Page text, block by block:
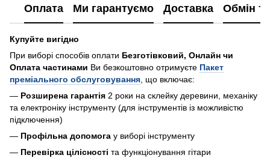
Оплата Ми гарантуємо Доставка Обмін
Купуйте вигідно
При виборі способів оплати Безготівковий, Онлайн чи
Оплата частинами Ви безкоштовно отримуєте Пакет
преміального обслуговування , що включає:
— Розширена гарантія 2 роки на склейку деревини, механіку
та електроніку інструменту (для інструментів із можливістю
підключення)
— Профільна допомога у виборі інструменту
— Перевірка цілісності та функціонування гітари